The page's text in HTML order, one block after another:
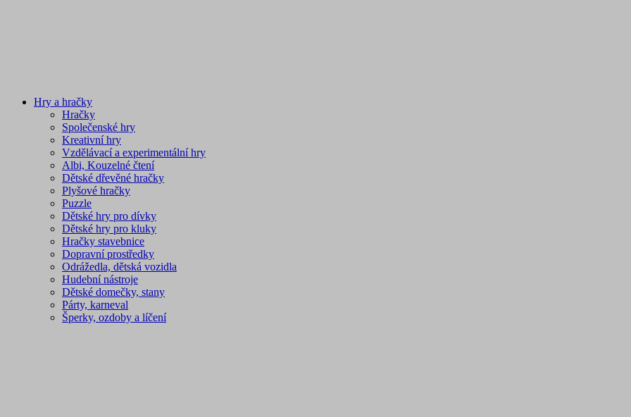
Hry a hračky
Hračky
Společenské hry
Kreativní hry
Vzdělávací a experimentální hry
Albi, Kouzelné čtení
Dětské dřevěné hračky
Plyšové hračky
Puzzle
Dětské hry pro dívky
Dětské hry pro kluky
Hračky stavebnice
Dopravní prostředky
Odrážedla, dětská vozidla
Hudební nástroje
Dětské domečky, stany
Párty, karneval
Šperky, ozdoby a líčení